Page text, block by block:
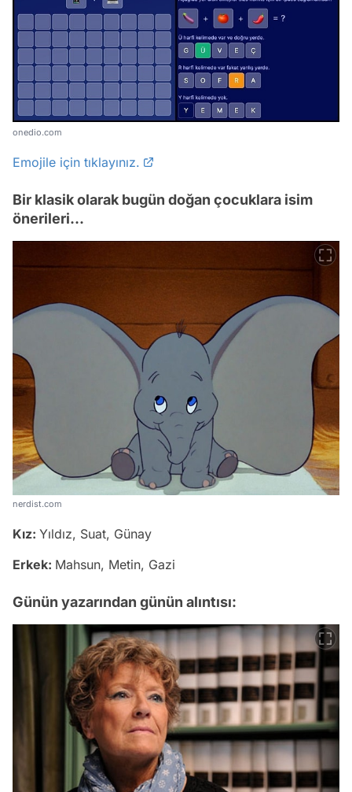
onedio.com
Emojile için tıklayınız.
Bir klasik olarak bugün doğan çocuklara isim
önerileri...
nerdist.com
Kız: Yıldız, Suat, Günay
Erkek: Mahsun, Metin, Gazi
Günün yazarından günün alıntısı: